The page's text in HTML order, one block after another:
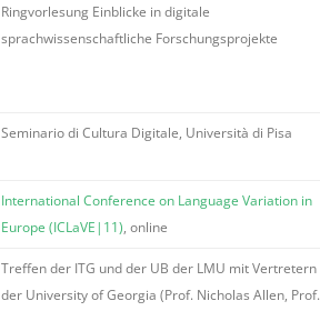
Ringvorlesung Einblicke in digitale
sprachwissenschaftliche Forschungsprojekte
Seminario di Cultura Digitale, Università di Pisa
International Conference on Language Variation in
Europe (ICLaVE|11), online
Treffen der ITG und der UB der LMU mit Vertretern
der University of Georgia (Prof. Nicholas Allen, Prof.